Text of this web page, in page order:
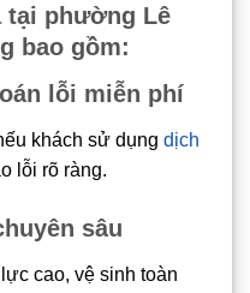
tại phường Lê
bao gồm:
lỗi miễn phí
khách sử dụng dịch
lỗi rõ ràng.
sâu
cao, vệ sinh toàn